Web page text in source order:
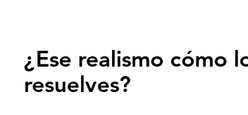
¿Ese realismo cómo
resuelves?